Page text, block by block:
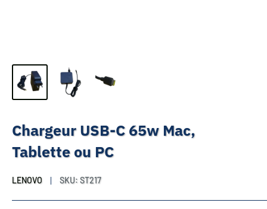
Chargeur USB-C 65w Mac,
Tablette ou PC
LENOVO SKU: ST217